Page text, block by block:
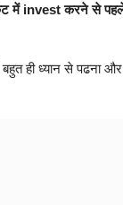
में invest करने से
ही ध्यान से पढना